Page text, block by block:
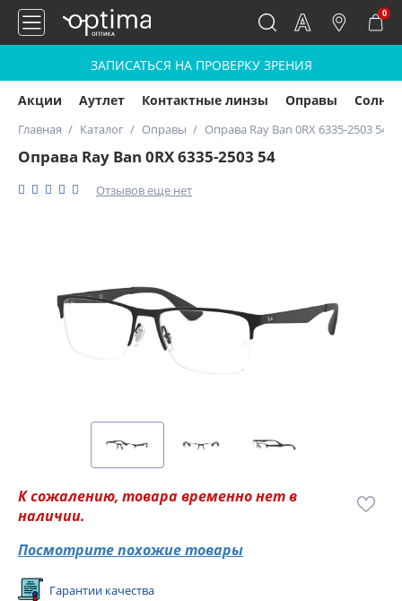
0
ЗАПИСАТЬСЯ НА ПРОВЕРКУ ЗРЕНИЯ
Акции Аутлет Контактные линзы Оправы
Главная Каталог Оправы Оправа Ray Ban 0RX 6335-2503 54
Оправа Ray Ban 0RX 6335-2503 54
Отзывов еще нет
К сожалению, товара временно нет в
наличии.
Посмотрите похожие товары
Гарантии качества